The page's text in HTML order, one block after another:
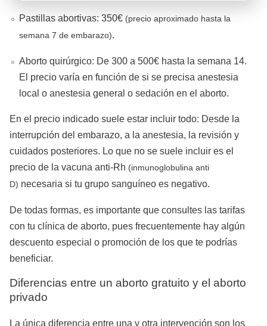
Pastillas abortivas: 350€ (precio aproximado hasta la
semana 7 de embarazo).
Aborto quirúrgico: De 300 a 500€ hasta la semana 14.
El precio varía en función de si se precisa anestesia
local o anestesia general o sedación en el aborto.
En el precio indicado suele estar incluir todo: Desde la
interrupción del embarazo, a la anestesia, la revisión y
cuidados posteriores. Lo que no se suele incluir es el
precio de la vacuna anti-Rh (inmunoglobulina anti
D) necesaria si tu grupo sanguíneo es negativo.
De todas formas, es importante que consultes las tarifas
con tu clínica de aborto, pues frecuentemente hay algún
descuento especial o promoción de los que te podrías
beneficiar.
Diferencias entre un aborto gratuito y el aborto
privado
La única diferencia entre una y otra intervención son los